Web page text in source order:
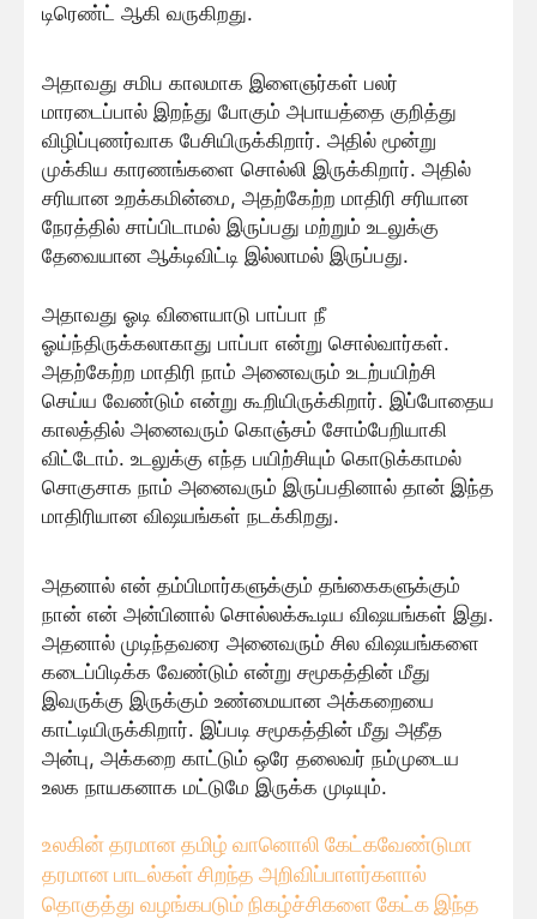
டிரெண்ட் ஆகி வருகிறது.
அதாவது சமிப காலமாக இளைஞர்கள் பலர்
மாரடைப்பால் இறந்து போகும் அபாயத்தை குறித்து
விழிப்புணர்வாக பேசியிருக்கிறார். அதில் மூன்று
முக்கிய காரணங்களை சொல்லி இருக்கிறார். அதில்
சரியான உறக்கமின்மை, அதற்கேற்ற மாதிரி சரியான
நேரத்தில் சாப்பிடாமல் இருப்பது மற்றும் உடலுக்கு
தேவையான ஆக்டிவிட்டி இல்லாமல் இருப்பது.
அதாவது ஓடி விளையாடு பாப்பா நீ
ஓய்ந்திருக்கலாகாது பாப்பா என்று சொல்வார்கள்.
அதற்கேற்ற மாதிரி நாம் அனைவரும் உடற்பயிற்சி
செய்ய வேண்டும் என்று கூறியிருக்கிறார். இப்போதைய
காலத்தில் அனைவரும் கொஞ்சம் சோம்பேறியாகி
விட்டோம். உடலுக்கு எந்த பயிற்சியும் கொடுக்காமல்
சொகுசாக நாம் அனைவரும் இருப்பதினால் தான் இந்த
மாதிரியான விஷயங்கள் நடக்கிறது.
அதனால் என் தம்பிமார்களுக்கும் தங்கைகளுக்கும்
நான் என் அன்பினால் சொல்லக்கூடிய விஷயங்கள் இது.
அதனால் முடிந்தவரை அனைவரும் சில விஷயங்களை
கடைப்பிடிக்க வேண்டும் என்று சமூகத்தின் மீது
இவருக்கு இருக்கும் உண்மையான அக்கறையை
காட்டியிருக்கிறார். இப்படி சமூகத்தின் மீது அதீத
அன்பு, அக்கறை காட்டும் ஒரே தலைவர் நம்முடைய
உலக நாயகனாக மட்டுமே இருக்க முடியும்.
உலகின் தரமான தமிழ் வானொலி கேட்கவேண்டுமா
தரமான பாடல்கள் சிறந்த அறிவிப்பாளர்களால்
தொகுத்து வழங்கபடும் நிகழ்ச்சிகளை கேட்க இந்த